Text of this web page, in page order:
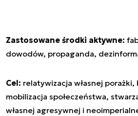
Zastosowane środki aktywne:
dowodów, propaganda,
Cel: relatywizacja własnej porażki,
mobilizacja społeczeństwa,
własnej agresywnej i